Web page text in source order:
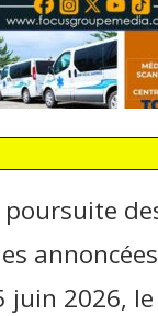
poursuite
juin 2026,